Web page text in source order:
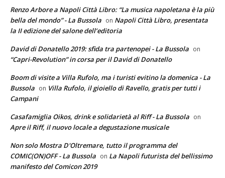
Renzo Arbore a Napoli Città Libro: “La musica napoletana è la più
bella del mondo” - La Bussola on Napoli Città Libro, presentata
la II edizione del salone dell’editoria
David di Donatello 2019: sfida tra partenopei - La Bussola on
“Capri-Revolution” in corsa per il David di Donatello
Boom di visite a Villa Rufolo, ma i turisti evitino la domenica - La
Bussola on Villa Rufolo, il gioiello di Ravello, gratis per tutti i
Campani
Casafamiglia Oikos, drink e solidarietà al Riff - La Bussola on
Apre il Riff, il nuovo locale a degustazione musicale
Non solo Mostra D'Oltremare, tutto il programma del
COMIC(ON)OFF - La Bussola on La Napoli futurista del bellissimo
manifesto del Comicon 2019